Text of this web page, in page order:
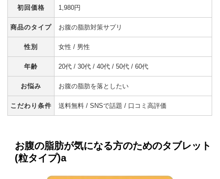
初回価格 1,980円
商品のタイプ お腹の脂肪対策サプリ
性別 女性 / 男性
年齢 20代 / 30代 / 40代 / 50代 / 60代
お悩み お腹の脂肪を落としたい
こだわり条件 送料無料 / SNSで話題 / 口コミ高評価
お腹の脂肪が気になる方のためのタブレット
(粒タイプ)a